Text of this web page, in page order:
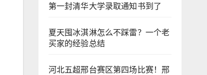
第一封清华大学录取通知书到了
夏天囤冰淇淋怎么不踩雷？一个老
买家的经验总结
河北五超邢台赛区第四场比赛！邢